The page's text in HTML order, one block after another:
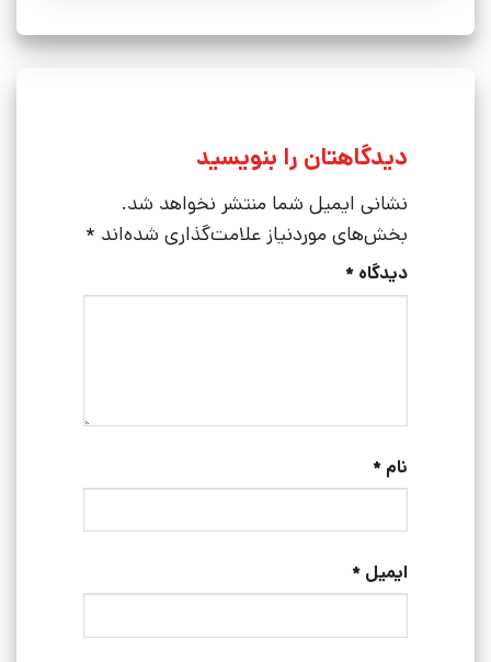
دیدگاهتان را بنویسید
نشانی ایمیل شما منتشر نخواهد شد.
بخش‌های موردنیاز علامت‌گذاری شده‌اند *
دیدگاه *
نام *
ایمیل *